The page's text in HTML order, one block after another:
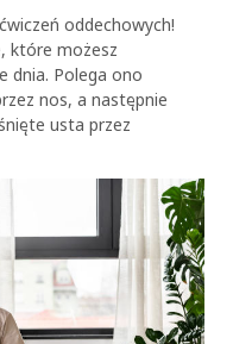
oddechowych!
które możesz
dnia. Polega ono
nos, a następnie
usta przez